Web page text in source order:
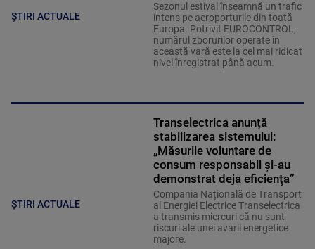
ȘTIRI ACTUALE
Sezonul estival înseamnă un trafic
intens pe aeroporturile din toată
Europa. Potrivit EUROCONTROL,
numărul zborurilor operate în
această vară este la cel mai ridicat
nivel înregistrat până acum.
ȘTIRI ACTUALE
Transelectrica anunță
stabilizarea sistemului:
„Măsurile voluntare de
consum responsabil şi-au
demonstrat deja eficienţa”
Compania Națională de Transport
al Energiei Electrice Transelectrica
a transmis miercuri că nu sunt
riscuri ale unei avarii energetice
majore.